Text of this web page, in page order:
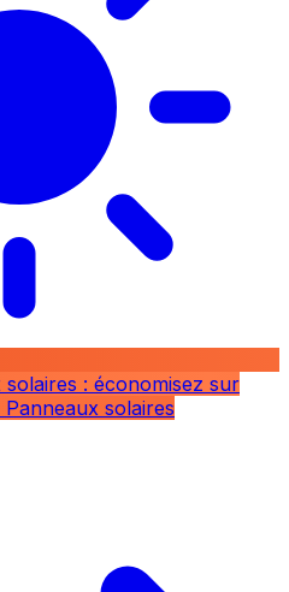
solaires : économisez sur
Panneaux solaires